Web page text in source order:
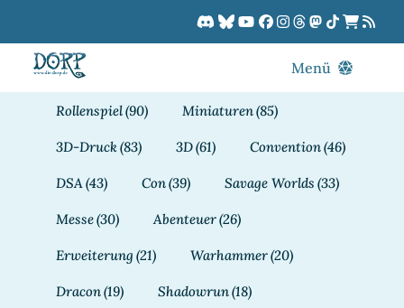
springen
Menü
Rollenspiel(90) Miniaturen(85)
3D-Druck(83) 3D(61) Convention(46)
DSA (43) Con(39) Savage Worlds (33)
Messe(30) Abenteuer(26)
Erweiterung (21) Warhammer(20)
Dracon(19) Shadowrun(18)